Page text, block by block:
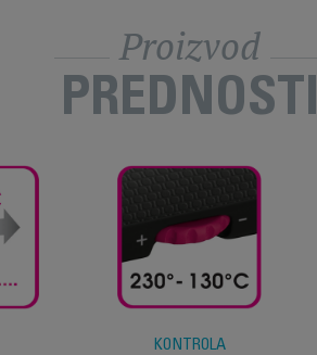
Proizvod
PREDNOSTI
KONTROLA